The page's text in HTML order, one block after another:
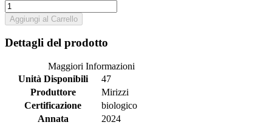
Aggiungi al Carrello
Dettagli del prodotto
Maggiori Informazioni
Unità Disponibili
47
Produttore
Mirizzi
Certificazione
biologico
Annata
2024